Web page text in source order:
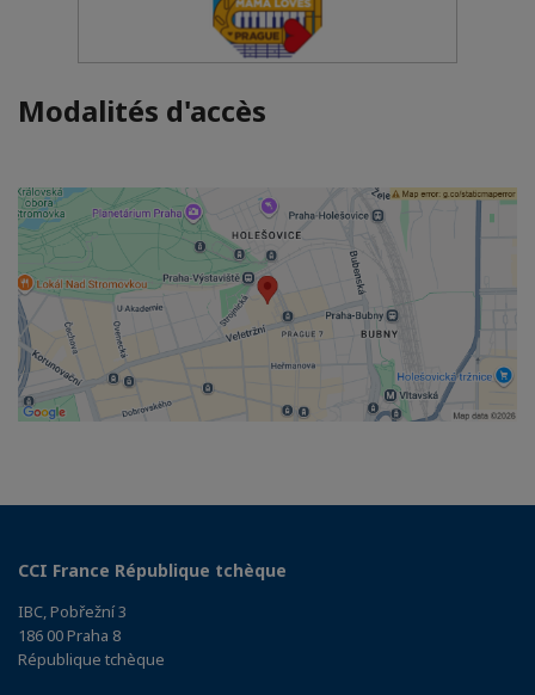
Modalités d'accès
CCI France République tchèque
IBC, Pobřežní 3
186 00 Praha 8
République tchèque